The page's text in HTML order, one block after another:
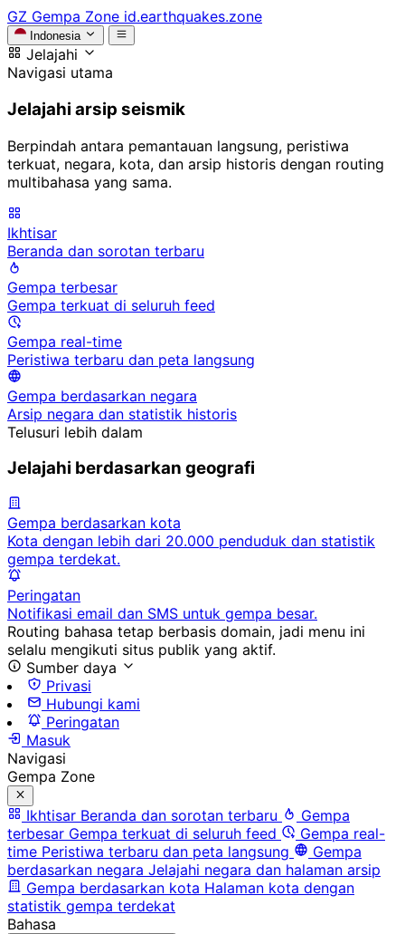
GZ Gempa Zone id.earthquakes.zone
Indonesia
Jelajahi
Navigasi utama
Jelajahi arsip seismik
Berpindah antara pemantauan langsung, peristiwa
terkuat, negara, kota, dan arsip historis dengan routing
multibahasa yang sama.
Ikhtisar
Beranda dan sorotan terbaru
Gempa terbesar
Gempa terkuat di seluruh feed
Gempa real-time
Peristiwa terbaru dan peta langsung
Gempa berdasarkan negara
Arsip negara dan statistik historis
Telusuri lebih dalam
Jelajahi berdasarkan geografi
Gempa berdasarkan kota
Kota dengan lebih dari 20.000 penduduk dan statistik
gempa terdekat.
Peringatan
Notifikasi email dan SMS untuk gempa besar.
Routing bahasa tetap berbasis domain, jadi menu ini
selalu mengikuti situs publik yang aktif.
Sumber daya
Privasi
Hubungi kami
Peringatan
Masuk
Navigasi
Gempa Zone
Ikhtisar Beranda dan sorotan terbaru
Gempa
terbesar Gempa terkuat di seluruh feed
Gempa real-
time Peristiwa terbaru dan peta langsung
Gempa
berdasarkan negara Jelajahi negara dan halaman arsip
Gempa berdasarkan kota Halaman kota dengan
statistik gempa terdekat
Bahasa